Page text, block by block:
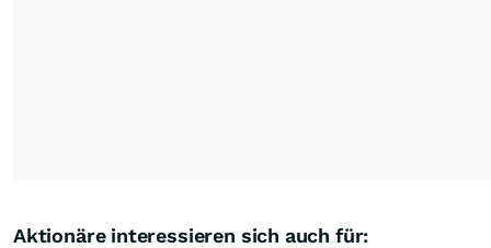
Aktionäre interessieren sich auch für: